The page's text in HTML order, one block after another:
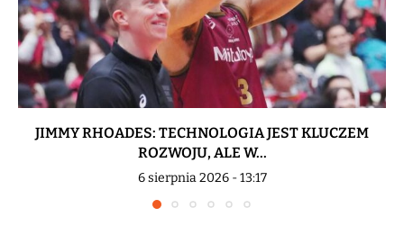
JIMMY RHOADES: TECHNOLOGIA JEST KLUCZEM
ROZWOJU, ALE W...
6 sierpnia 2026 - 13:17